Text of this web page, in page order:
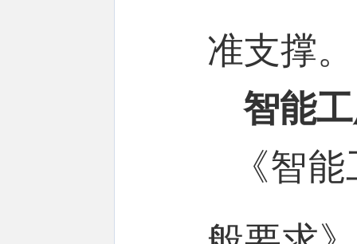
准支撑。
智能
《智